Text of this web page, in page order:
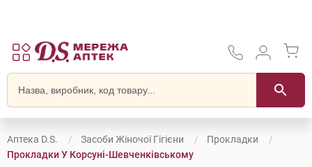
Аптека D.S. Засоби Жіночої Гігієни
Прокладки
Прокладки У Корсунi-Шевченківському